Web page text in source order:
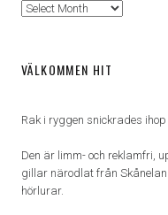
Arkiv
VÄLKOMMEN HIT
Rak i ryggen snickrades
Den är limm- och reklamfri,
gillar närodlat från
hörlurar.